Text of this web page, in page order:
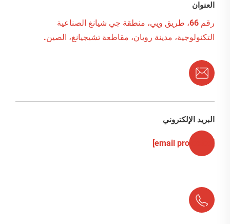
العنوان
رقم 66، طريق ويي، منطقة جي شيانغ الصناعية
التكنولوجية، مدينة رويان، مقاطعة تشيجيانغ، الصين.
البريد الإلكتروني
[email protected]